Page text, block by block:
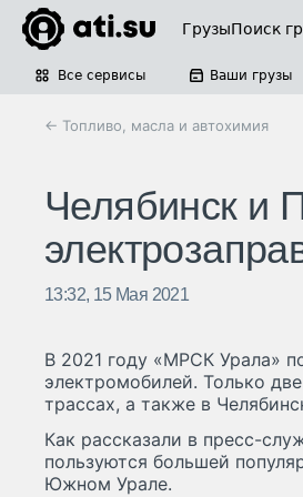
ГрузыПоиск
Все сервисы Ваши грузы
← Топливо, масла и автохимия
Челябинск и
13:32, 15 Мая 2021
В 2021 году «МРСК Урала»
электромобилей. Только
трассах, а также в
Как рассказали в пресс-
пользуются большей
Южном Урале.